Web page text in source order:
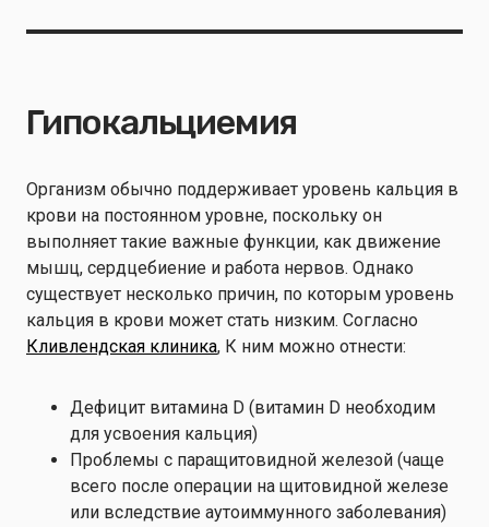
Гипокальциемия
Организм обычно поддерживает уровень кальция в
крови на постоянном уровне, поскольку он
выполняет такие важные функции, как движение
мышц, сердцебиение и работа нервов. Однако
существует несколько причин, по которым уровень
кальция в крови может стать низким. Согласно
Кливлендская клиника, К ним можно отнести:
Дефицит витамина D (витамин D необходим
для усвоения кальция)
Проблемы с паращитовидной железой (чаще
всего после операции на щитовидной железе
или вследствие аутоиммунного заболевания)